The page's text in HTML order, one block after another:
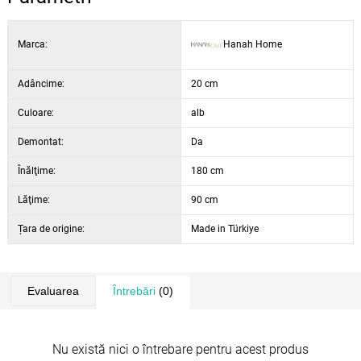
Marca: Hanah Home
Adâncime: 20 cm
Culoare: alb
Demontat: Da
Înălţime: 180 cm
Lăţime: 90 cm
Țara de origine: Made in Türkiye
Evaluarea Întrebări(0)
Nu există nici o întrebare pentru acest produs